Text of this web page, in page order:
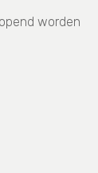
worden